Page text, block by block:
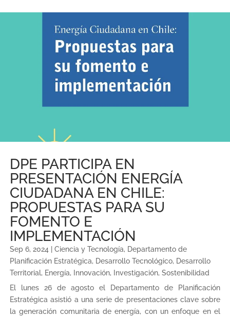
DPE PARTICIPA EN
PRESENTACIÓN ENERGÍA
CIUDADANA EN CHILE:
PROPUESTAS PARA SU
FOMENTO E
IMPLEMENTACIÓN
Sep 6, 2024 Ciencia y Tecnología, Departamento de
Planificación Estratégica, Desarrollo Tecnológico, Desarrollo
Territorial, Energía, Innovación, Investigación, Sostenibilidad
El lunes 26 de agosto el Departamento de Planificación
Estratégica asistió a una serie de presentaciones clave sobre
la generación comunitaria de energía, con un enfoque en el